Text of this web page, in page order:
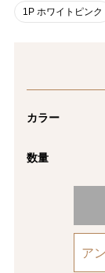
1P ホワイトピンク
カラー
数量
ア